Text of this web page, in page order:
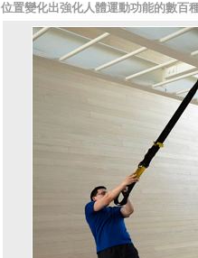
位置變化出強化人體運動功能的數百